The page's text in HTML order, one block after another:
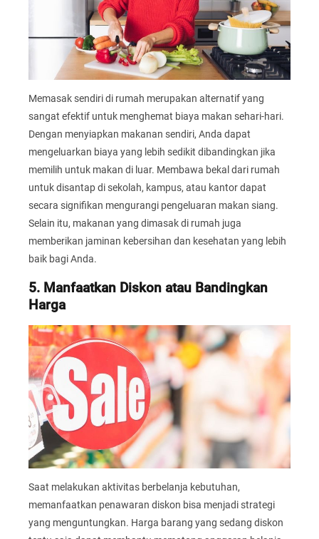
Memasak sendiri di rumah merupakan alternatif yang
sangat efektif untuk menghemat biaya makan sehari-hari.
Dengan menyiapkan makanan sendiri, Anda dapat
mengeluarkan biaya yang lebih sedikit dibandingkan jika
memilih untuk makan di luar. Membawa bekal dari rumah
untuk disantap di sekolah, kampus, atau kantor dapat
secara signifikan mengurangi pengeluaran makan siang.
Selain itu, makanan yang dimasak di rumah juga
memberikan jaminan kebersihan dan kesehatan yang lebih
baik bagi Anda.
5. Manfaatkan Diskon atau Bandingkan
Harga
Saat melakukan aktivitas berbelanja kebutuhan,
memanfaatkan penawaran diskon bisa menjadi strategi
yang menguntungkan. Harga barang yang sedang diskon